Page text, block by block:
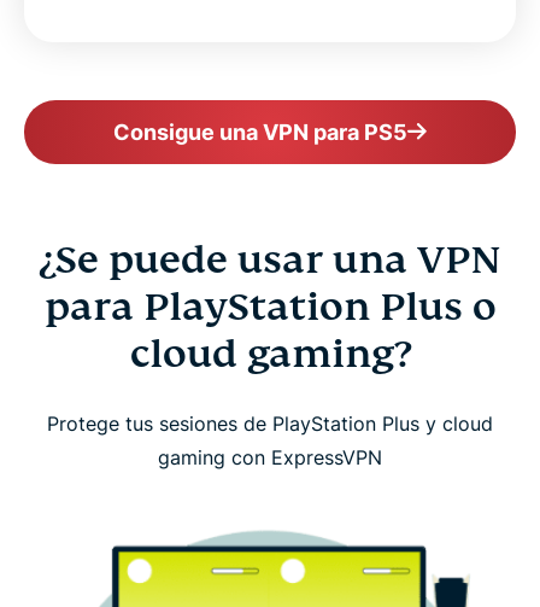
Consigue una VPN para PS5
¿Se puede usar una VPN
para PlayStation Plus o
cloud gaming?
Protege tus sesiones de PlayStation Plus y cloud
gaming con ExpressVPN